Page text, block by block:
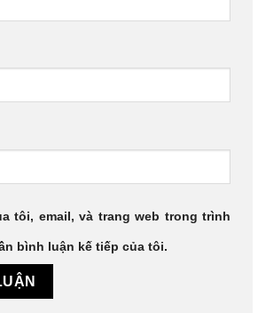
tôi, email, và trang web trong trình
bình luận kế tiếp của tôi.